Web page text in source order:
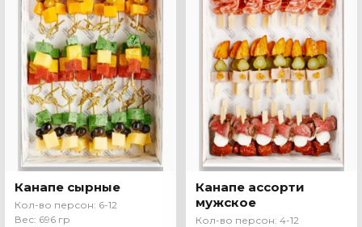
Канапе сырные
Кол-во персон: 6-12
Вес: 696 гр
Канапе ассорти
мужское
Кол-во персон: 4-12